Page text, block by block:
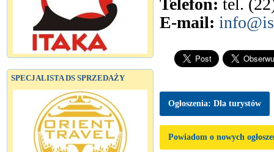
SPECJALISTA DS SPRZEDAŻY
Telefon: tel.
E-mail:
Ogłoszenia: Dla turystów
Powiadom o nowych